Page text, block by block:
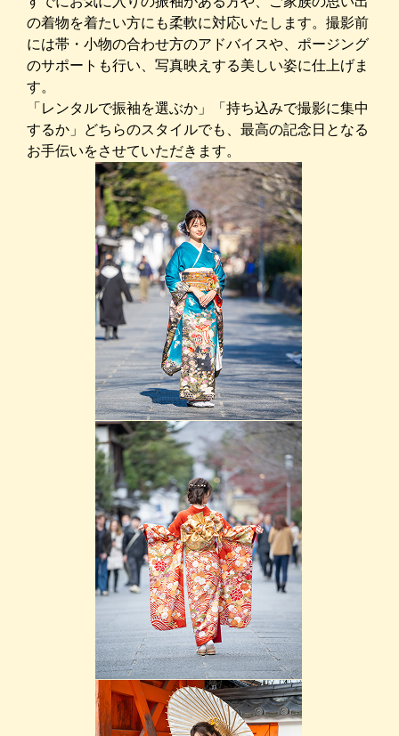
の着物を着たい方にも柔軟に対応いたします。撮影前
には帯・小物の合わせ方のアドバイスや、ポージング
のサポートも行い、写真映えする美しい姿に仕上げま
す。
「レンタルで振袖を選ぶか」「持ち込みで撮影に集中
するか」どちらのスタイルでも、最高の記念日となる
お手伝いをさせていただきます。